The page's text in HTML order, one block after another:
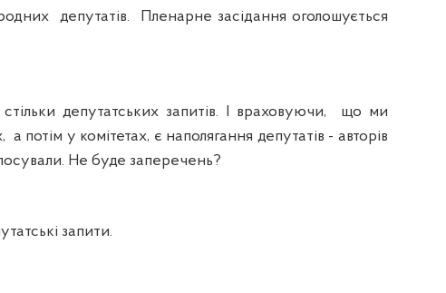
депутатів. Пленарне засідання оголошується
депутатських запитів. І враховуючи, що ми
у комітетах, є наполягання депутатів - авторів
Не буде заперечень?
запити.